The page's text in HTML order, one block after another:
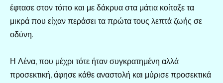
έφτασε στον τόπο και με δάκρυα στα μάτια κοίταξε τα
μικρά που είχαν περάσει τα πρώτα τους λεπτά ζωής σε
οδύνη.
Η Λένα, που μέχρι τότε ήταν συγκρατημένη αλλά
προσεκτική, άφησε κάθε αναστολή και μύρισε προσεκτικά